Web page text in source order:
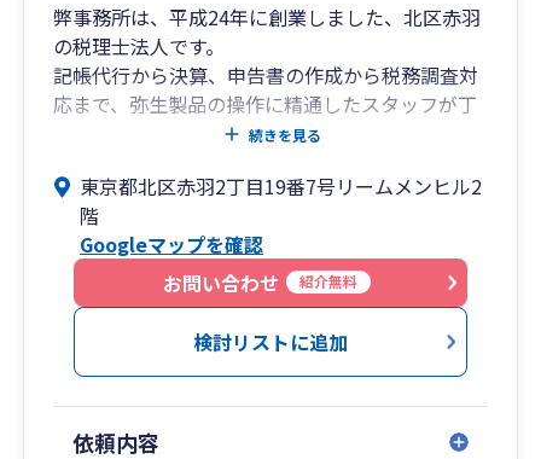
弊事務所は、平成24年に創業しました、北区赤羽
の税理士法人です。
記帳代行から決算、申告書の作成から税務調査対
応まで、弥生製品の操作に精通したスタッフが丁
寧に対応いたします。
で、法人化のサポートや弥生製品を使った経理業
務の効率化のサポート、NPO法人の会計顧問、な
ど幅広く対応しております。
続きを見る
東京都北区赤羽2丁目19番7号リームメンヒル2
階
Googleマップを確認
お問い合わせ
紹介無料
検討リストに追加
依頼内容